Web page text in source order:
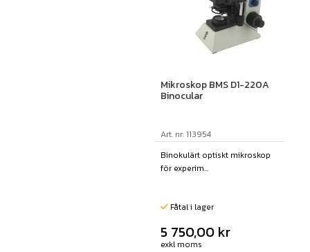
Mikroskop BMS D1-220A
Binocular
Art. nr: 113954
Binokulärt optiskt mikroskop
för experim...
Fåtal i lager
5 750,00 kr
exkl moms